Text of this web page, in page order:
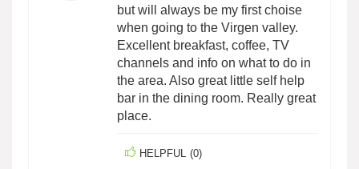
but will always be my first choise
when going to the Virgen valley.
Excellent breakfast, coffee, TV
channels and info on what to do in
the area. Also great little self help
bar in the dining room. Really great
place.
HELPFUL (0)